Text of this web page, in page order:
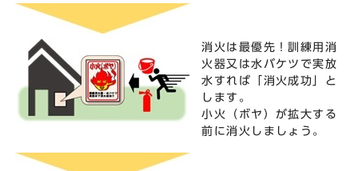
消火は最優先！訓練用消
火器又は水バケツで実放
水すれば「消火成功」と
します。
小火（ボヤ）が拡大する
前に消火しましょう。